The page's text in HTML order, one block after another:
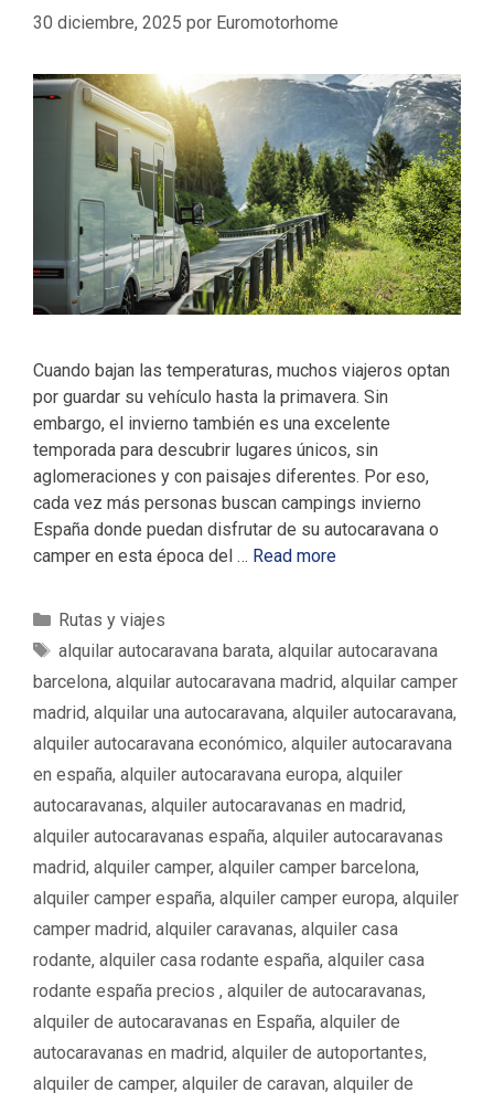
30 diciembre, 2025 por Euromotorhome
Cuando bajan las temperaturas, muchos viajeros optan
por guardar su vehículo hasta la primavera. Sin
embargo, el invierno también es una excelente
temporada para descubrir lugares únicos, sin
aglomeraciones y con paisajes diferentes. Por eso,
cada vez más personas buscan campings invierno
España donde puedan disfrutar de su autocaravana o
camper en esta época del … Read more
C
a
g
o
r
í
a
s
Rutas y viajes
E
t
u
e
t
a
s
alquilar autocaravana barata, alquilar autocaravana
barcelona, alquilar autocaravana madrid, alquilar camper
madrid, alquilar una autocaravana, alquiler autocaravana,
alquiler autocaravana económico, alquiler autocaravana
en españa, alquiler autocaravana europa, alquiler
autocaravanas, alquiler autocaravanas en madrid,
alquiler autocaravanas españa, alquiler autocaravanas
madrid, alquiler camper, alquiler camper barcelona,
alquiler camper españa, alquiler camper europa, alquiler
camper madrid, alquiler caravanas, alquiler casa
rodante, alquiler casa rodante españa, alquiler casa
rodante españa precios ‌‌ , alquiler de autocaravanas,
alquiler de autocaravanas en España, alquiler de
autocaravanas en madrid, alquiler de autoportantes,
alquiler de camper, alquiler de caravan, alquiler de